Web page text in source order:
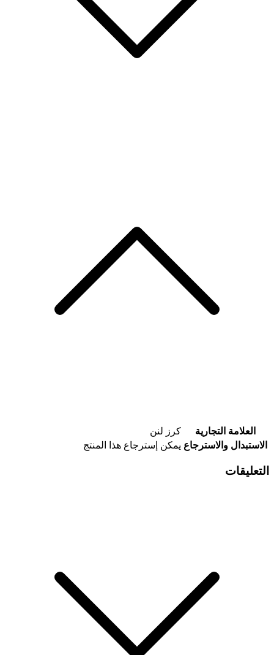
العلامة التجارية
كرز لنن
الاستبدال والاسترجاع يمكن إسترجاع هذا المنتج
التعليقات